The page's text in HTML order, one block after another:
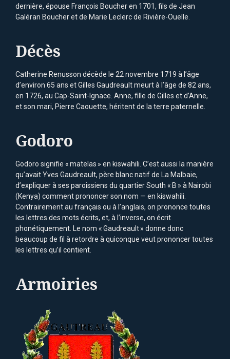
dernière, épouse François Boucher en 1701, fils de Jean
Galéran Boucher et de Marie Leclerc de Rivière-Ouelle.
Décès
Catherine Renusson décède le 22 novembre 1719 à l’âge
d’environ 65 ans et Gilles Gaudreault meurt à l’âge de 82 ans,
en 1726, au Cap-Saint-Ignace. Anne, fille de Gilles et d’Anne,
et son mari, Pierre Caouette, héritent de la terre paternelle.
Godoro
Godoro signifie « matelas » en kiswahili. C’est aussi la manière
qu’avait Yves Gaudreault, père blanc natif de La Malbaie,
d’expliquer à ses paroissiens du quartier South « B » à Nairobi
(Kenya) comment prononcer son nom — en kiswahili.
Contrairement au français ou à l’anglais, on prononce toutes
les lettres des mots écrits, et, à l’inverse, on écrit
phonétiquement. Le nom « Gaudreault » donne donc
beaucoup de fil à retordre à quiconque veut prononcer toutes
les lettres qu’il contient.
Armoiries